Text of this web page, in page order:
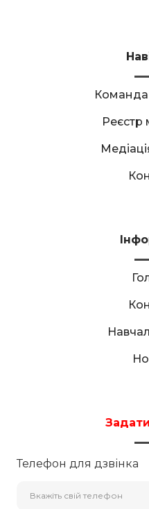
Команда
Реєстр
Телефон для дзвінка